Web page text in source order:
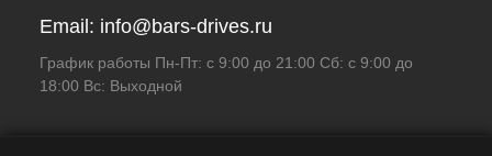
Email: info@bars-drives.ru
График работы Пн-Пт: с 9:00 до 21:00 Сб: с 9:00 до
18:00 Вс: Выходной